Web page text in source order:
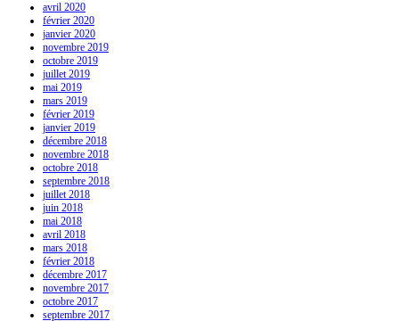
avril 2020
février 2020
janvier 2020
novembre 2019
octobre 2019
juillet 2019
mai 2019
mars 2019
février 2019
janvier 2019
décembre 2018
novembre 2018
octobre 2018
septembre 2018
juillet 2018
juin 2018
mai 2018
avril 2018
mars 2018
février 2018
décembre 2017
novembre 2017
octobre 2017
septembre 2017